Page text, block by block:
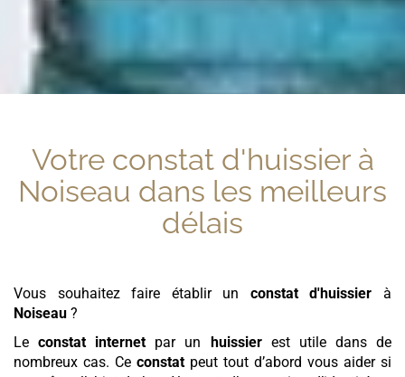
Votre constat d'huissier à
Noiseau dans les meilleurs
délais
Vous souhaitez faire établir un constat d'huissier à
Noiseau ?
Leconstat internet par un huissierest utile dans de
nombreux cas. Ce constat peut tout d’abord vous aider si